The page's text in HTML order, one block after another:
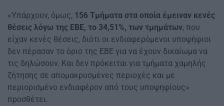
«Υπάρχουν, όμως, 156 Τμήματα στα οποία έμειναν κενές
θέσεις λόγω της ΕΒΕ, το 34,51%, των τμημάτων, που
είχαν κενές θέσεις, διότι οι ενδιαφερόμενοι υποψήφιοι
δεν πέρασαν το όριο της ΕΒΕ για να έχουν δικαίωμα να
τις δηλώσουν. Και δεν πρόκειται για τμήματα χαμηλής
ζήτησης σε απομακρυσμένες περιοχές και με
περιορισμένο ενδιαφέρον από τους υποψηφίους»
προσθέτει.